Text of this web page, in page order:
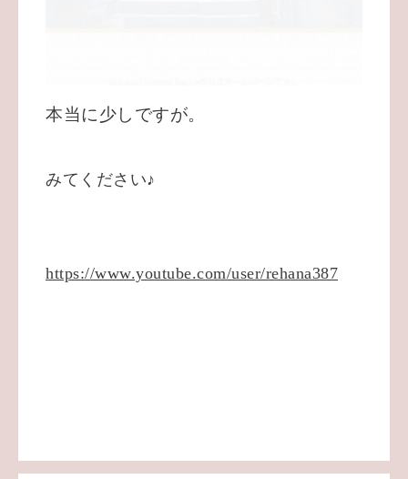
本当に少しですが。
みてください♪
https://www.youtube.com/user/rehana387